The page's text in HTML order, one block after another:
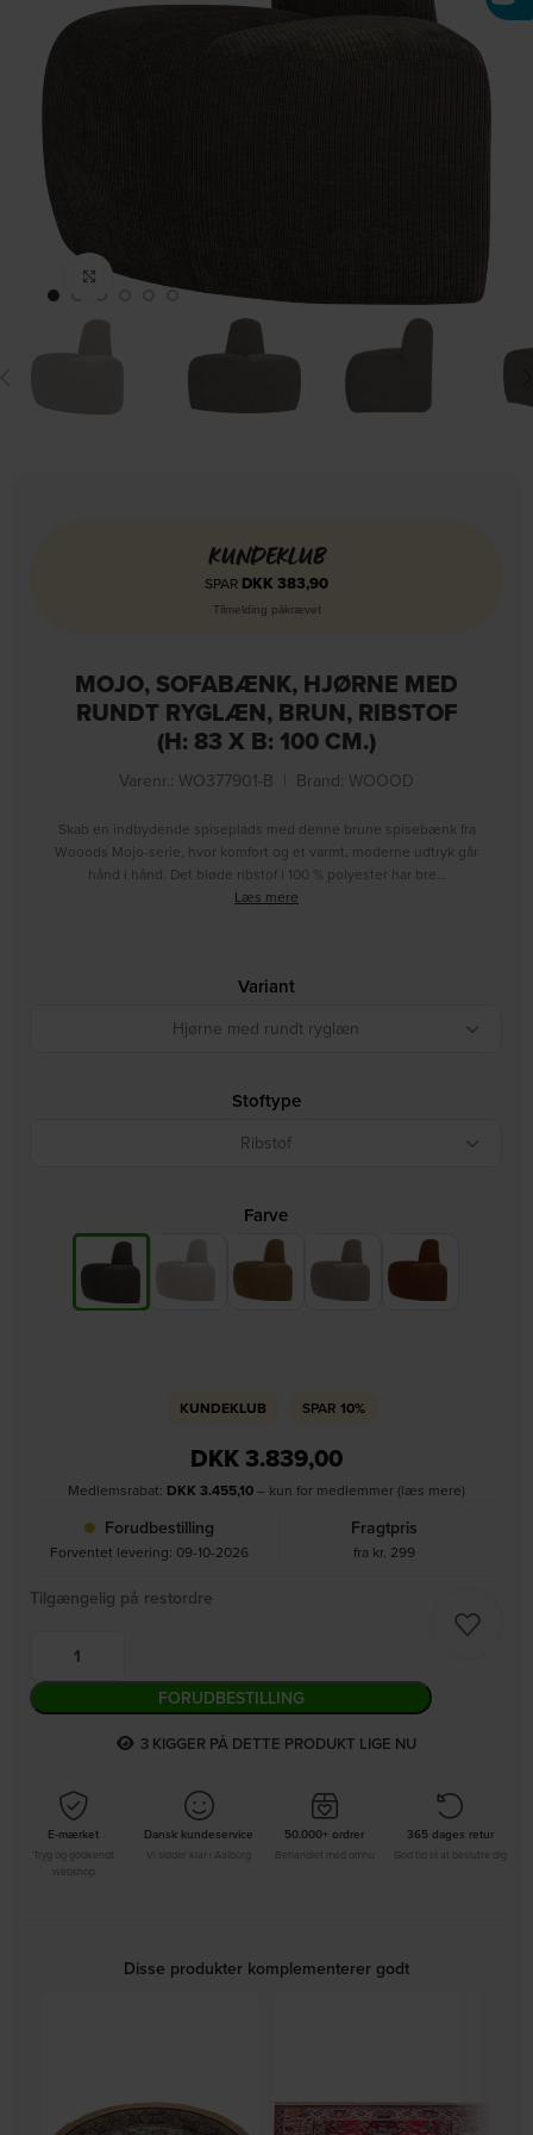
Click to enlarge
KUNDEKLUB
SPAR DKK 383,90
Tilmelding påkrævet
MOJO, SOFABÆNK, HJØRNE MED
RUNDT RYGLÆN, BRUN, RIBSTOF
(H: 83 X B: 100 CM.)
Varenr.: WO377901-B Brand: WOOOD
Skab en indbydende spiseplads med denne brune spisebænk fra
Wooods Mojo-serie, hvor komfort og et varmt, moderne udtryk går
hånd i hånd. Det bløde ribstof i 100 % polyester har bre…
Læs mere
Variant
Hjørne med rundt ryglæn
Stoftype
Ribstof
Farve
KUNDEKLUB SPAR 10%
DKK3.839,00
Medlemsrabat: DKK 3.455,10– kun for medlemmer (læs mere)
Forudbestilling
Forventet levering: 09-10-2026
Fragtpris
fra kr. 299
Tilgængelig på restordre
FORUDBESTILLING
3 KIGGER PÅ DETTE PRODUKT LIGE NU
E-mærket
Tryg og godkendt
Dansk kundeservice
Vi sidder klar i Aalborg
50.000+ ordrer
Behandlet med omhu
365 dages retur
God tid til at beslutte dig
Disse produkter komplementerer godt